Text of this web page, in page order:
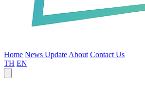
Home News Update About Contact Us
TH EN